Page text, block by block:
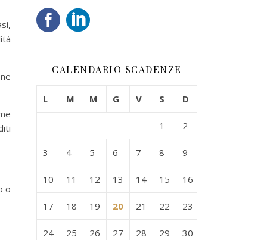
o
CALENDARIO SCADENZE
L M M G V S D
1 2
3 4 5 6 7 8 9
10 11 12 13 14 15 16
17 18 19 20 21 22 23
24 25 26 27 28 29 30